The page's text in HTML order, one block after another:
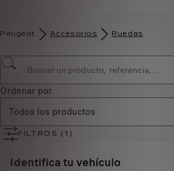
Peugeot Accesorios Ruedas
Ordenar por
Todos los productos
FILTROS (1)
Identifica tu vehículo